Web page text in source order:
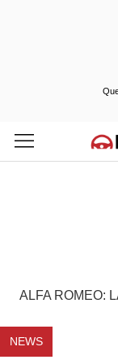
ALFA ROMEO:
NEWS